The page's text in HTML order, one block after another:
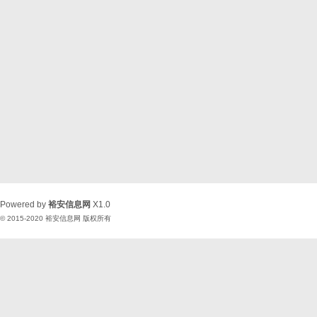
Powered by 裕安信息网 X1.0
© 2015-2020 裕安信息网 版权所有